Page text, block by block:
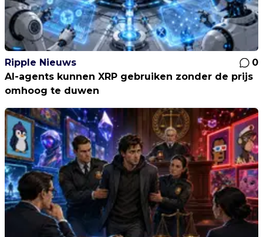
Ripple Nieuws
0
AI-agents kunnen XRP gebruiken zonder de prijs
omhoog te duwen